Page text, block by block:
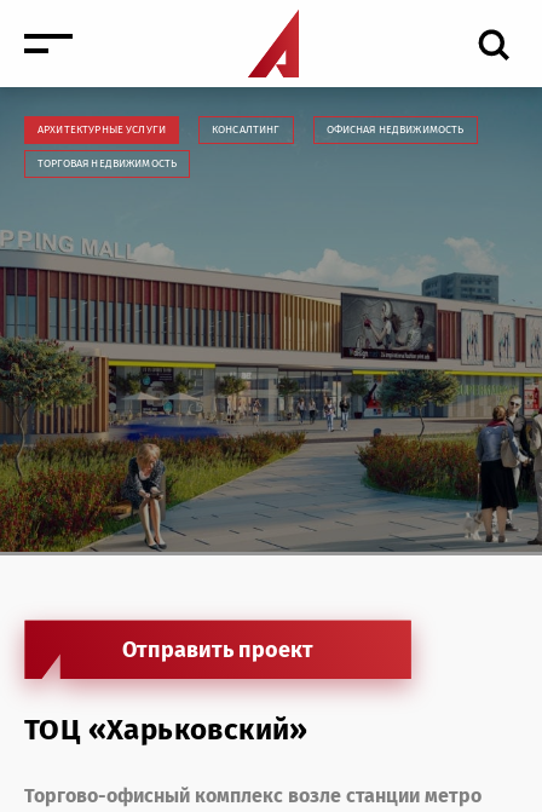
Новости
Мероприятия
Медиа
Антикризисные услуги торговая недвижимость
Антикризисные услуги офисная недвижимость
Агентские услуги офисная недвижимость
Архитектурные услуги
АРХИТЕКТУРНЫЕ УСЛУГИ КОНСАЛТИНГ ОФИСНАЯ НЕДВИЖИМОСТЬ
ТОРГОВАЯ НЕДВИЖИМОСТЬ
Отправить проект
ТОЦ «Харьковский»
Торгово-офисный комплекс возле станции метро